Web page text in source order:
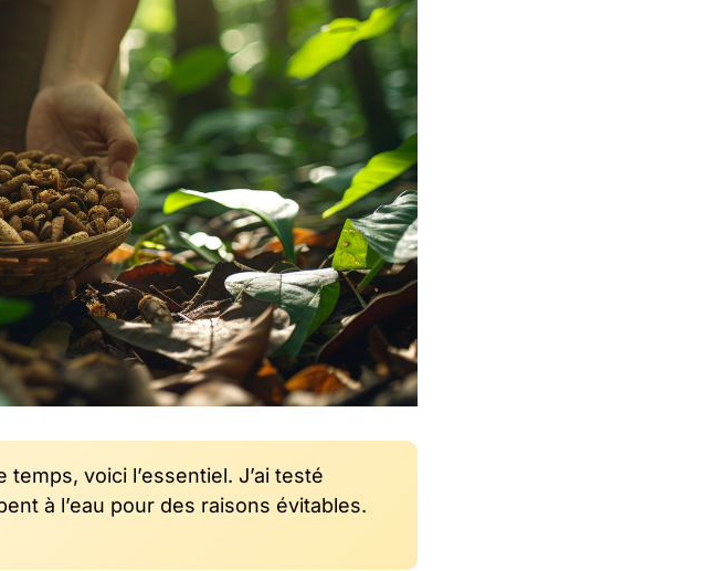
temps, voici l’essentiel. J’ai testé
à l’eau pour des raisons évitables.